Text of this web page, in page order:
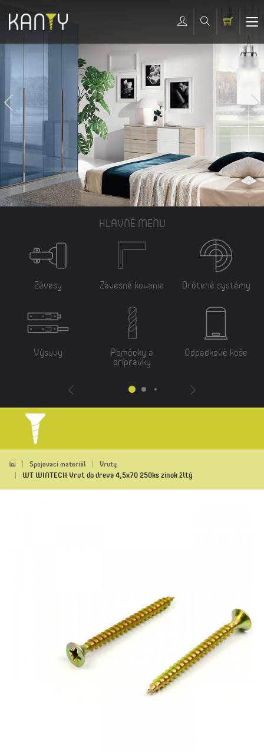
HLAVNÉ MENU
Závesy
Výsuvy
Závesné kovanie
Pomôcky a
prípravky
Drôtené systémy
Odpadkové koše
Spojovací materiál Vruty
WT WINTECH Vrut do dreva 4,5x70 250ks zinok žltý